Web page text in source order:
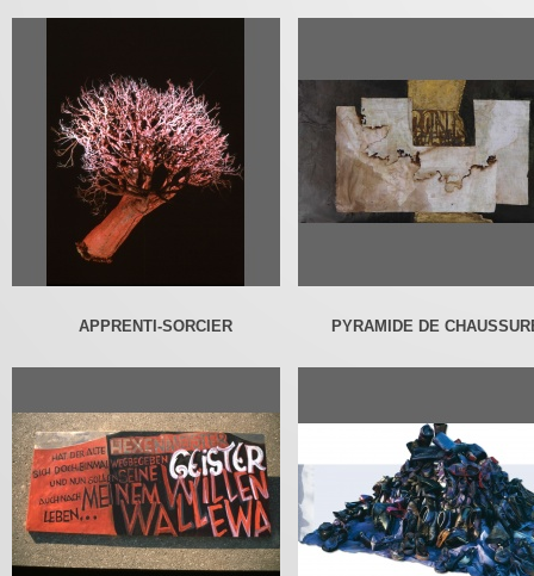
APPRENTI-SORCIER PYRAMIDE DE